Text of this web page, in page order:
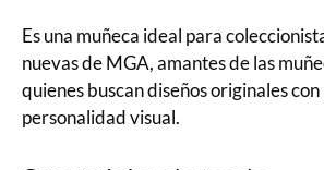
Es una muñeca ideal para
nuevas de MGA, amantes de las
quienes buscan diseños originales
personalidad visual.